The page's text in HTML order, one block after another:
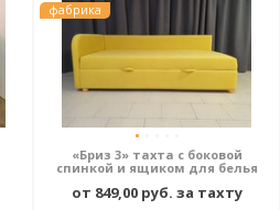
фабрика
«Бриз 3» тахта с боковой
спинкой и ящиком для белья
от 849,00 руб. за тахту